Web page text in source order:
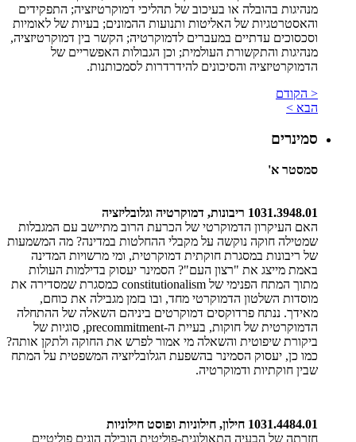
מנהיגות בהובלה או בעיכוב של תהליכי דמוקרטיזציה; התפקידים
והאסטרטגיות של האליטות ותנועות ההמונים; בעיות של לאומיות
וסכסוכים עדתיים במעברים לדמוקרטיה; הקשר בין דמוקרטיזציה,
מנהיגות והתקשורת העולמית; וכן הגבולות האפשריים של
הדמוקרטיזציה והסיכונים להידרדרות לסמכותנות.
< הקודם
הבא >
סמינרים
סמסטר א'
1031.3948.01 ריבונות, דמוקרטיה וגלובליזציה
האם העיקרון הדמוקרטי של הכרעת הרוב מתיישב עם המגבלות
שמטילה חוקה נוקשה על מקבלי ההחלטות במדינה? מה המשמעות
של ריבונות במסגרת חוקתית דמוקרטית, ומי מרשויות המדינה
באמת מייצג את "רצון העם"? הסמינר יעסוק בדילמות העולות
מתוך המתח הפנימי של constitutionalism כמסגרת שמסדירה את
מוסדות השלטון הדמוקרטי מחד, ובו בזמן מגבילה את כוחם,
מאידך. ננתח פרדוקסים דמוקרטים ביניהם השאלה של ההתחלה
הדמוקרטית של חוקות, בעיית ה-precommitment, סוגיות של
ביקורת שיפוטית והשאלה מי אמור לפרש את החוקה ולתקן אותה?
כמו כן, יעסוק הסמינר בהשפעת הגלובליזציה המשפטית על המתח
שבין חוקתיות ודמוקרטיה.
1031.4484.01 חילון, חילוניות ופוסט חילוניות
חזרתה של הבעיה התאולוגית-פוליטית הובילה הוגים פוליטיים